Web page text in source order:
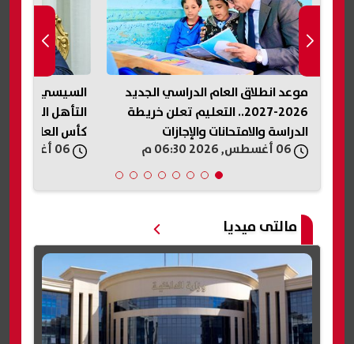
موعد انطلاق العام الدراسي الجديد
2026-2027.. التعليم تعلن خريطة
الدراسة والامتحانات والإجازات
السيسي يهنئ
التأهل
كأس العالم لكرة
مالتى ميديا